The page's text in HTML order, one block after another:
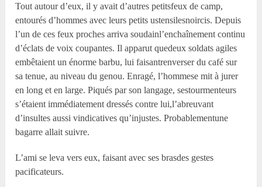
Tout autour d’eux, il y avait d’autres petitsfeux de camp,
entourés d’hommes avec leurs petits ustensilesnoircis. Depuis
l’un de ces feux proches arriva soudainl’enchaînement continu
d’éclats de voix coupantes. Il apparut quedeux soldats agiles
embêtaient un énorme barbu, lui faisantrenverser du café sur
sa tenue, au niveau du genou. Enragé, l’hommese mit à jurer
en long et en large. Piqués par son langage, sestourmenteurs
s’étaient immédiatement dressés contre lui,l’abreuvant
d’insultes aussi vindicatives qu’injustes. Probablementune
bagarre allait suivre.
L’ami se leva vers eux, faisant avec ses brasdes gestes
pacificateurs.